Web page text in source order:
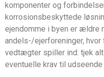
komponenter og
korrosionsbeskyttede
ejendomme i byen er ældre
andels-/ejerforeninger,
vedtægter spiller ind: tjek
eventuelle krav til